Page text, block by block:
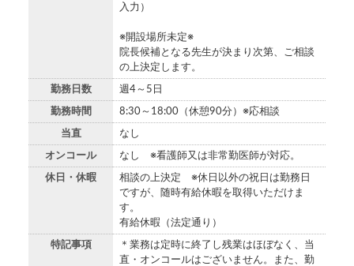
入力）
※開設場所未定※
院長候補となる先生が決まり次第、ご相談
の上決定します。
勤務日数 週4～5日
勤務時間 8:30～18:00（休憩90分）※応相談
当直 なし
オンコール なし ※看護師又は非常勤医師が対応。
休日・休暇
相談の上決定 ※休日以外の祝日は勤務日
ですが、随時有給休暇を取得いただけま
す。
有給休暇（法定通り）
特記事項
＊業務は定時に終了し残業はほぼなく、当
直・オンコールはございません。また、勤